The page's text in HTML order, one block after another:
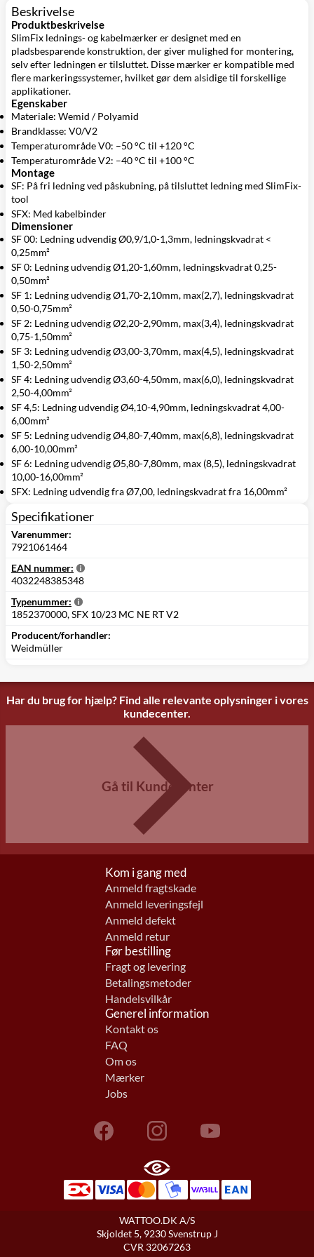
Beskrivelse
Produktbeskrivelse
SlimFix lednings- og kabelmærker er designet med en
pladsbesparende konstruktion, der giver mulighed for montering,
selv efter ledningen er tilsluttet. Disse mærker er kompatible med
flere markeringssystemer, hvilket gør dem alsidige til forskellige
applikationer.
Egenskaber
Materiale: Wemid / Polyamid
Brandklasse: V0/V2
Temperaturområde V0: –50 °C til +120 °C
Temperaturområde V2: –40 °C til +100 °C
Montage
SF: På fri ledning ved påskubning, på tilsluttet ledning med SlimFix-
tool
SFX: Med kabelbinder
Dimensioner
SF 00: Ledning udvendig Ø0,9/1,0-1,3mm, ledningskvadrat <
0,25mm²
SF 0: Ledning udvendig Ø1,20-1,60mm, ledningskvadrat 0,25-
0,50mm²
SF 1: Ledning udvendig Ø1,70-2,10mm, max(2,7), ledningskvadrat
0,50-0,75mm²
SF 2: Ledning udvendig Ø2,20-2,90mm, max(3,4), ledningskvadrat
0,75-1,50mm²
SF 3: Ledning udvendig Ø3,00-3,70mm, max(4,5), ledningskvadrat
1,50-2,50mm²
SF 4: Ledning udvendig Ø3,60-4,50mm, max(6,0), ledningskvadrat
2,50-4,00mm²
SF 4,5: Ledning udvendig Ø4,10-4,90mm, ledningskvadrat 4,00-
6,00mm²
SF 5: Ledning udvendig Ø4,80-7,40mm, max(6,8), ledningskvadrat
6,00-10,00mm²
SF 6: Ledning udvendig Ø5,80-7,80mm, max (8,5), ledningskvadrat
10,00-16,00mm²
SFX: Ledning udvendig fra Ø7,00, ledningskvadrat fra 16,00mm²
Specifikationer
Varenummer:
7921061464
EAN nummer:
4032248385348
Typenummer:
1852370000, SFX 10/23 MC NE RT V2
Producent/forhandler:
Weidmüller
Har du brug for hjælp? Find alle relevante oplysninger i vores
kundecenter.
Gå til Kundecenter
Kom i gang med
Anmeld fragtskade
Anmeld leveringsfejl
Anmeld defekt
Anmeld retur
Før bestilling
Fragt og levering
Betalingsmetoder
Handelsvilkår
Generel information
Kontakt os
FAQ
Om os
Mærker
Jobs
WATTOO.DK A/S
Skjoldet 5, 9230 Svenstrup J
CVR 32067263